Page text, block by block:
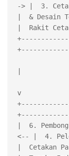
-> |  3.
|  &
|  Rakit
v
|  6.
<-- |  4.
|  Cetakan